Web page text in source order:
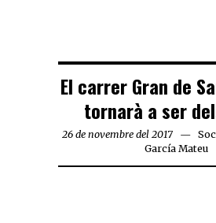
El carrer Gran de
tornarà a ser
26 de novembre del 2017
García Mateu